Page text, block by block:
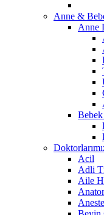
Anne &
Anne
Acil
Adli
Aile